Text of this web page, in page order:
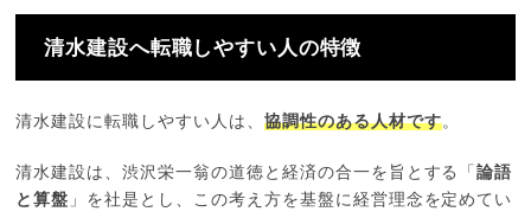
清水建設へ転職しやすい人の特徴
清水建設に転職しやすい人は、 協調性のある人材です。
清水建設は、渋沢栄一翁の道徳と経済の合一を旨とする「論語
と算盤 」を社是とし、この考え方を基盤に経営理念を定めてい